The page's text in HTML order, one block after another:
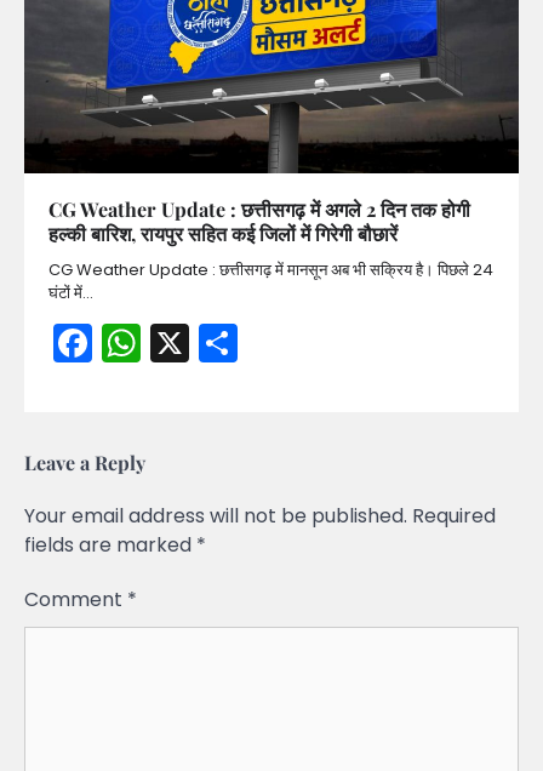
CG Weather Update : छत्तीसगढ़ में अगले 2 दिन तक होगी
हल्की बारिश, रायपुर सहित कई जिलों में गिरेगी बौछारें
CG Weather Update : छत्तीसगढ़ में मानसून अब भी सक्रिय है। पिछले 24
घंटों में…
Facebook
WhatsApp
X
Leave a Reply
Your email address will not be published. Required
fields are marked *
Comment *